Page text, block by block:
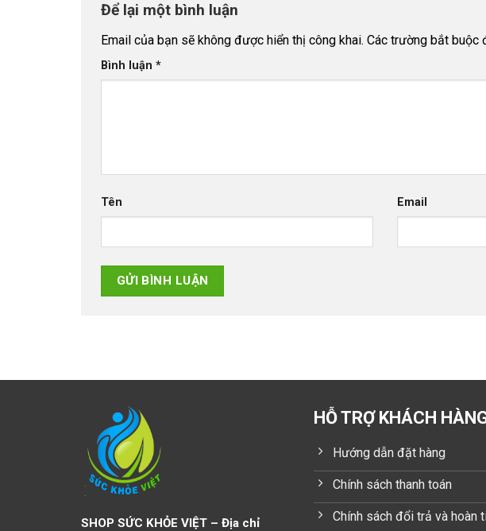
Để lại một bình luận
Email của bạn sẽ không được hiển thị công khai. Các trường bắt buộc
Bình luận *
Tên Email
SHOP SỨC KHỎE VIỆT – Địa chỉ
HỖ TRỢ KHÁCH
Hướng dẫn đặt hàng
Chính sách thanh toán
Chính sách đổi trả và hoàn